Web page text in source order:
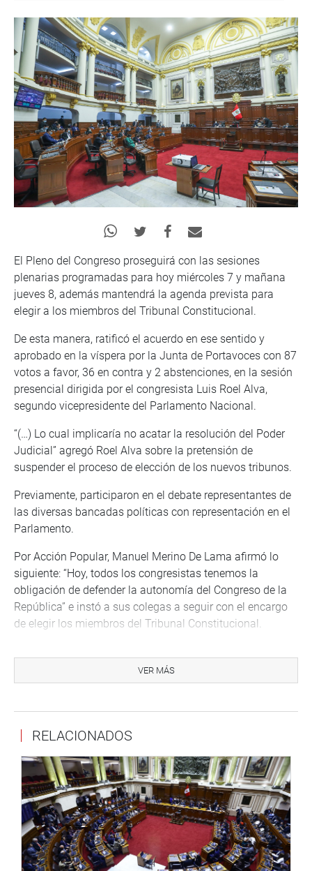
El Pleno del Congreso proseguirá con las sesiones
plenarias programadas para hoy miércoles 7 y mañana
jueves 8, además mantendrá la agenda prevista para
elegir a los miembros del Tribunal Constitucional.
De esta manera, ratificó el acuerdo en ese sentido y
aprobado en la víspera por la Junta de Portavoces con 87
votos a favor, 36 en contra y 2 abstenciones, en la sesión
presencial dirigida por el congresista Luis Roel Alva,
segundo vicepresidente del Parlamento Nacional.
“(…) Lo cual implicaría no acatar la resolución del Poder
Judicial” agregó Roel Alva sobre la pretensión de
suspender el proceso de elección de los nuevos tribunos.
Previamente, participaron en el debate representantes de
las diversas bancadas políticas con representación en el
Parlamento.
Por Acción Popular, Manuel Merino De Lama afirmó lo
siguiente: “Hoy, todos los congresistas tenemos la
obligación de defender la autonomía del Congreso de la
República” e instó a sus colegas a seguir con el encargo
de elegir los miembros del Tribunal Constitucional.
resoluciones exprés se pretendan menoscabar en
nuestras funciones democráticas. Hoy, nuestra obligación
Por Nueva Constitución, el legislador Moisés Gonzales
Cruz advirtió que, según la Constitución Política del Perú,
los congresistas, representan a la Nación, no están
sujetos a mandato imperativo ni a interpelación. “Le
corresponde a este Congreso elegir a los miembros del
Tribunal Constitucional, dicho sea de paso, que tiene el
mandato vencido”, señaló.
Desde su escaño, la congresista Mirtha Vásquez
VER MÁS
RELACIONADOS